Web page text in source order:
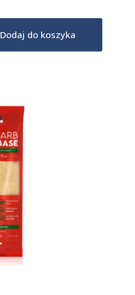
Dodaj do koszyka